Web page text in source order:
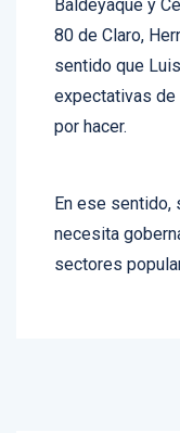
80 de Claro,
sentido que
expectativas de
por hacer.
necesita
sectores